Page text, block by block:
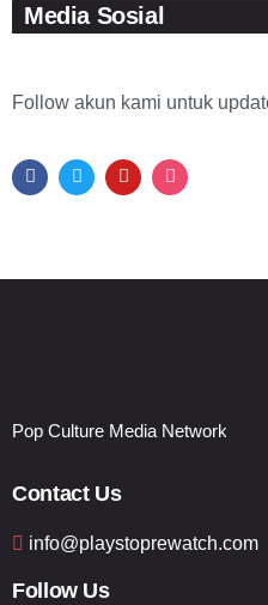
Media Sosial
Follow akun kami untuk
Pop Culture Media Network
Contact Us
info@playstoprewatch.com
Follow Us